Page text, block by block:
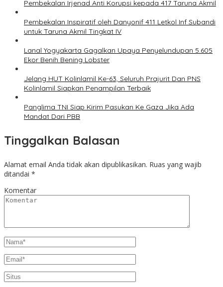
Pembekalan Irjenad Anti Korupsi kepada 417 Taruna Akmil
Pembekalan Inspiratif oleh Danyonif 411 Letkol Inf Subandi
untuk Taruna Akmil Tingkat IV
Lanal Yogyakarta Gagalkan Upaya Penyelundupan 5.605
Ekor Benih Bening Lobster
Jelang HUT Kolinlamil Ke-63, Seluruh Prajurit Dan PNS
Kolinlamil Siapkan Penampilan Terbaik
Panglima TNI Siap Kirim Pasukan Ke Gaza Jika Ada
Mandat Dari PBB
Tinggalkan Balasan
Alamat email Anda tidak akan dipublikasikan. Ruas yang wajib
ditandai *
Komentar